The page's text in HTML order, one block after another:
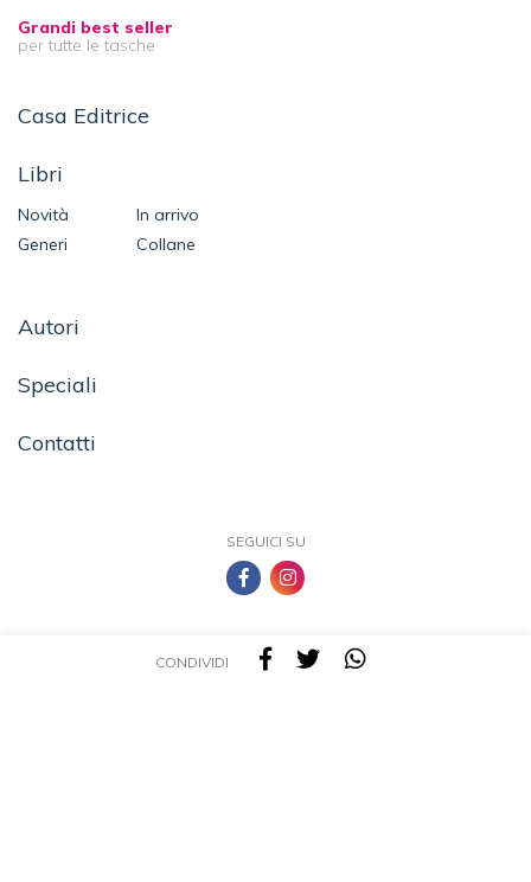
CONDIVIDI
Grandi best seller
per tutte le tasche
Casa Editrice
Libri
Novità
In arrivo
Generi
Collane
Autori
Speciali
Contatti
SEGUICI SU